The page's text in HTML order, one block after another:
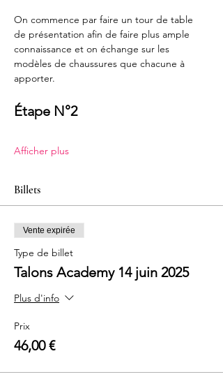
On commence par faire un tour de table
de présentation afin de faire plus ample
connaissance et on échange sur les
modèles de chaussures que chacune à
apporter.
Étape N°2
Afficher plus
Billets
Vente expirée
Type de billet
Talons Academy 14 juin 2025
Plus d'info
Prix
46,00 €